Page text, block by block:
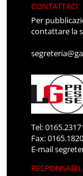
CONTATTACI
Per
contattare la
Tel:
Fax:
E-mail